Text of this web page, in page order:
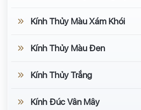
Kính Thủy Màu Xám Khói
Kính Thủy Màu Đen
Kính Thủy Trắng
Kính Đúc Vân Mây